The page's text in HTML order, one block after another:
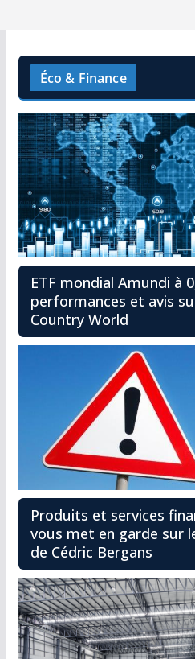
Éco & Finance
ETF mondial Amundi à
performances et avis
Country World
Produits et services
vous met en garde sur
de Cédric Bergans